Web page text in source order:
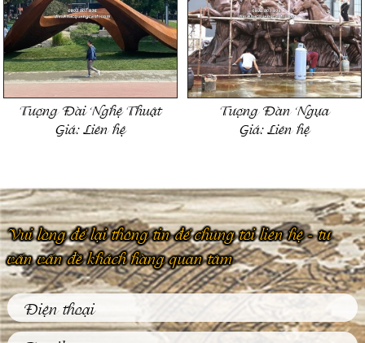
Tượng Đài Nghệ Thuật
Giá:Liên hệ
Tượng Đàn Ngựa
Giá:Liên hệ
Vui lòng để lại thông tin để chúng tôi liên hệ - tư
vấn vấn đề khách hàng quan tâm
Phù Điêu Và Những